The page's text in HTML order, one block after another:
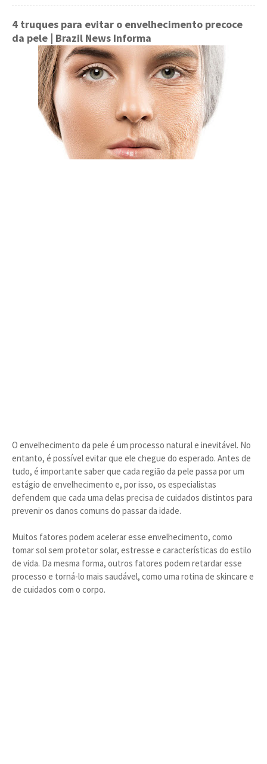
4 truques para evitar o envelhecimento precoce
da pele | Brazil News Informa
O envelhecimento da pele é um processo natural e inevitável. No
entanto, é possível evitar que ele chegue do esperado. Antes de
tudo, é importante saber que cada região da pele passa por um
estágio de envelhecimento e, por isso, os especialistas
defendem que cada uma delas precisa de cuidados distintos para
prevenir os danos comuns do passar da idade.
Muitos fatores podem acelerar esse envelhecimento, como
tomar sol sem protetor solar, estresse e características do estilo
de vida. Da mesma forma, outros fatores podem retardar esse
processo e torná-lo mais saudável, como uma rotina de skincare e
de cuidados com o corpo.